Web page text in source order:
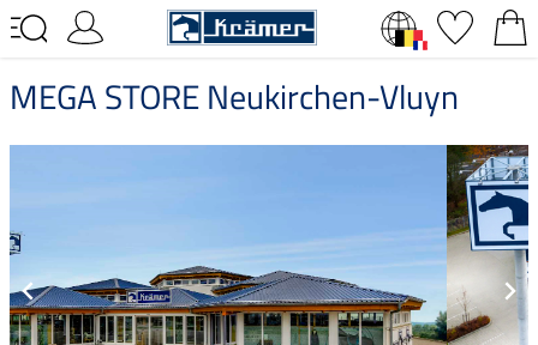
MEGA STORE Neukirchen-Vluyn